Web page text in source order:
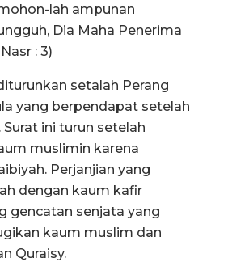
lah ampunan
Dia Maha Penerima
: 3)
setalah Perang
yang berpendapat setelah
Surat ini turun setelah
muslimin karena
Perjanjian yang
dengan kaum kafir
gencatan senjata yang
kaum muslim dan
Quraisy.